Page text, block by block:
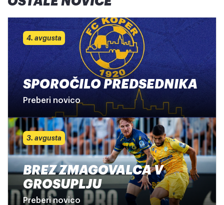
4. avgusta
SPOROČILO PREDSEDNIKA
Preberi novico
3. avgusta
BREZ ZMAGOVALCA V
GROSUPLJU
Preberi novico